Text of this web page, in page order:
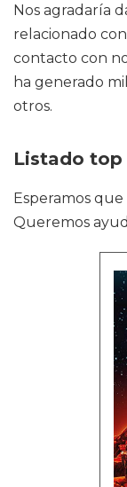
Nos agradaría
relacionado
contacto con
ha generado
otros.
Listado top
Esperamos
Queremos